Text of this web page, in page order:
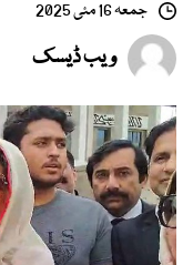
جمعہ 16 مئی 2025
ویب ڈیسک